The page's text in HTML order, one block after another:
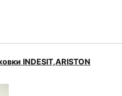
INDESIT,ARISTON